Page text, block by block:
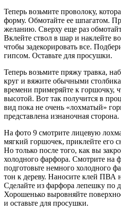
Теперь возьмите проволоку,
форму. Обмотайте ее шпагатом.
желанию. Сверху еще раз
Вклейте ствол в шар и наклейте
чтобы задекорировать все.
гипсом. Оставьте для просушки.
Теперь возьмите пряжу травка,
круг и вяжите обычными
времени примеряйте к горшочку,
высотой. Вот так получится в
вид пока не очень «лохматый»
представлена изнаночная сторона.
На фото 9 смотрите лицевую
мягкий горшочек, приклейте его
Но только после того, как вы
холодного фарфора. Смотрите на
подготовьте немного холодного
тон к дереву. Наносите клей ПВА
Сделайте из фарфора лепешку по
Хорошенько выровняйте
и оставьте для просушки.